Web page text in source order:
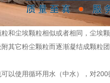
尘埃颗粒相似或者相同，尘埃
其它粉尘颗粒而逐渐凝结成颗粒
使用循环用水（中水），对200